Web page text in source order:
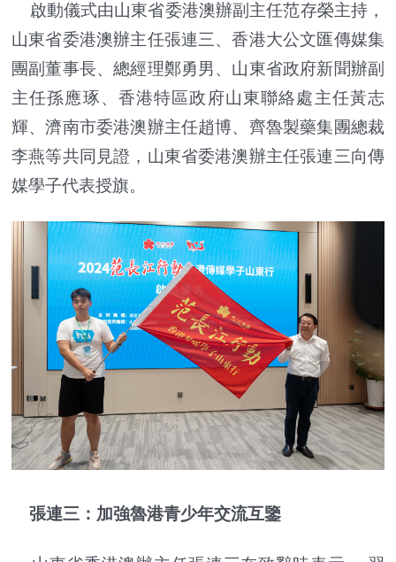
啟動儀式由山東省委港澳辦副主任范存榮主持，
山東省委港澳辦主任張連三、香港大公文匯傳媒集
團副董事長、總經理鄭勇男、山東省政府新聞辦副
主任孫應琢、香港特區政府山東聯絡處主任黃志
輝、濟南市委港澳辦主任趙博、齊魯製藥集團總裁
李燕等共同見證，山東省委港澳辦主任張連三向傳
媒學子代表授旗。
張連三：加強魯港青少年交流互鑒